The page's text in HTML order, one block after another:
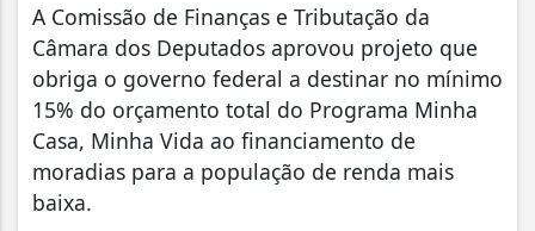
A Comissão de Finanças e Tributação da
Câmara dos Deputados aprovou projeto que
obriga o governo federal a destinar no mínimo
15% do orçamento total do Programa Minha
Casa, Minha Vida ao financiamento de
moradias para a população de renda mais
baixa.